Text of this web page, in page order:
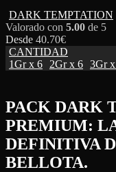
DARK TEMPTATION
Valorado con 5.00 de 5
Desde 40.70€
CANTIDAD
1Gr x 6
2Gr x 6 3Gr
PACK DARK
PREMIUM:
DEFINITIVA
BELLOTA.